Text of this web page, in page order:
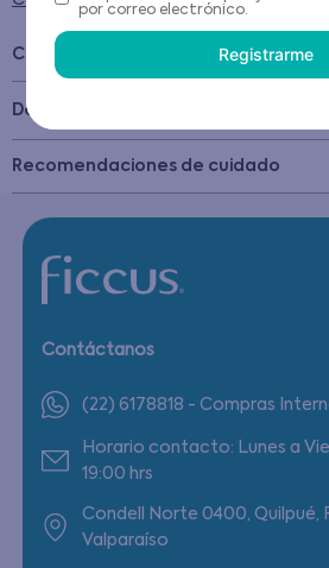
Características
Detalles del Producto
Recomendaciones de cuidado
Contáctanos
(22) 6178818 - Compras
Horario contacto: Lunes a
19:00 hrs
Condell Norte 0400, Quilpué,
Valparaíso
por correo electrónico.
Registrarme